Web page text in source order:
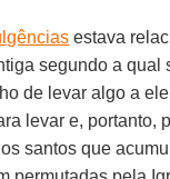
estava
segundo a qual
de levar algo a
levar e, portanto,
santos que